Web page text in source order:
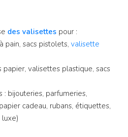
des valisettes pour :
pain, sacs pistolets, valisette
papier, valisettes plastique, sacs
: bijouteries, parfumeries,
cadeau, rubans, étiquettes,